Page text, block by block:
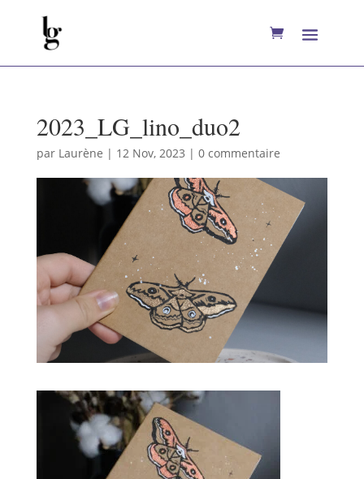
2023_LG_lino_duo2
par Laurène | 12 Nov, 2023 | 0 commentaire